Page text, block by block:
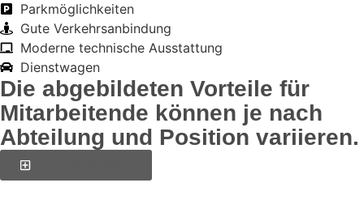
Parkmöglichkeiten
Gute Verkehrsanbindung
Moderne technische Ausstattung
Dienstwagen
Die abgebildeten Vorteile für
Mitarbeitende können je nach
Abteilung und Position variieren.